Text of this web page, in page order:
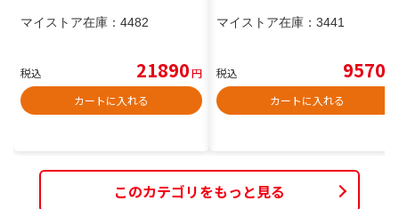
マイストア在庫： 4482
税込 21890円
カートに入れる
マイストア在庫： 3441
税込 9570
カートに入れる
このカテゴリをもっと見る